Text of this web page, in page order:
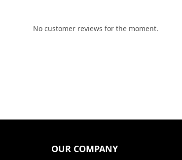
No customer reviews for the moment.
OUR COMPANY